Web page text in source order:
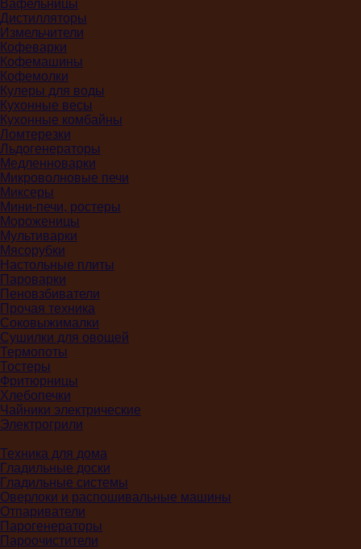
Вафельницы
Дистилляторы
Измельчители
Кофеварки
Кофемашины
Кофемолки
Кулеры для воды
Кухонные весы
Кухонные комбайны
Ломтерезки
Льдогенераторы
Медленноварки
Микроволновые печи
Миксеры
Мини-печи, ростеры
Мороженицы
Мультиварки
Мясорубки
Настольные плиты
Пароварки
Пеновзбиватели
Прочая техника
Соковыжималки
Сушилки для овощей
Термопоты
Тостеры
Фритюрницы
Хлебопечки
Чайники электрические
Электрогрили
Техника для дома
Гладильные доски
Гладильные системы
Оверлоки и распошивальные машины
Отпариватели
Парогенераторы
Пароочистители